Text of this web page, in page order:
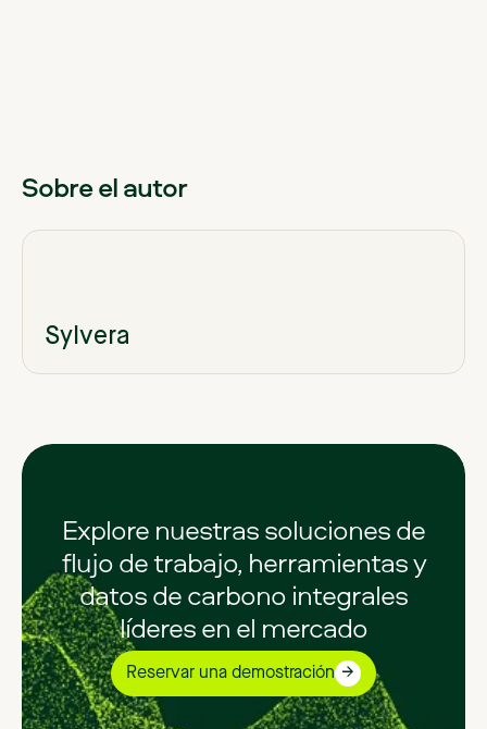
Sobre el autor
Sylvera
Explore nuestras soluciones de
flujo de trabajo, herramientas y
datos de carbono integrales
líderes en el mercado
Reservar una demostración